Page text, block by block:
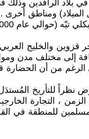
هذا تقريباً مع التطورات في فترة ما قبل السلالات
قزوين والخليج
من أن
نظراً للتأريخ
، التجارة
للمنطقة في